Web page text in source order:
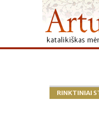
RINKTINIAI